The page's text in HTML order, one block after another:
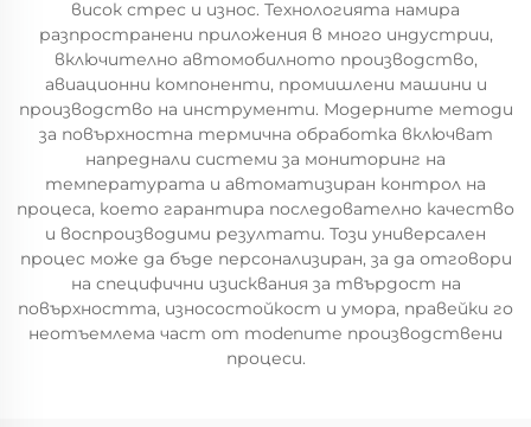
висок стрес и износ. Технологията намира
разпространени приложения в много индустрии,
включително автомобилното производство,
авиационни компоненти, промишлени машини и
производство на инструменти. Модерните методи
за повърхностна термична обработка включват
напреднали системи за мониторинг на
температурата и автоматизиран контрол на
процеса, което гарантира последователно качество
и воспроизводими резултати. Този универсален
процес може да бъде персонализиран, за да отговори
на специфични изисквания за твърдост на
повърхността, износостойкост и умора, правейки го
неотъемлема част от modenите производствени
процеси.